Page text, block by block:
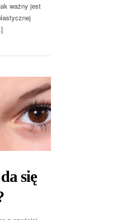
ważny jest
się